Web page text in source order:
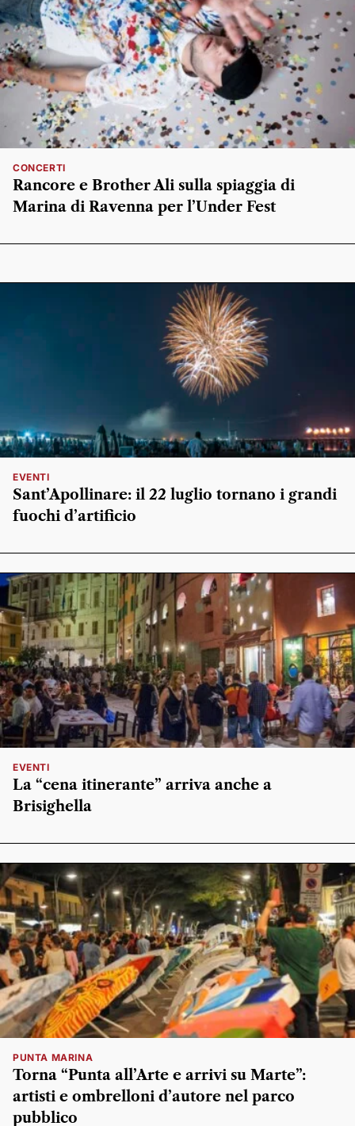
CONCERTI
Rancore e Brother Ali sulla spiaggia di
Marina di Ravenna per l’Under Fest
EVENTI
Sant’Apollinare: il 22 luglio tornano i grandi
fuochi d’artificio
EVENTI
La “cena itinerante” arriva anche a
Brisighella
PUNTA MARINA
Torna “Punta all’Arte e arrivi su Marte”:
artisti e ombrelloni d’autore nel parco
pubblico